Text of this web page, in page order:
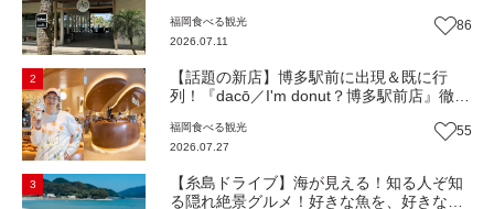
Beach Cafe』（福岡・糸島市）【まち歩
き】
福岡食べる観光
2026.07.11
86
2
【話題の新店】博多駅前に出現＆既に行
列！『dacō／I'm donut？博多駅前店』徹底
しみ方＆イチオシメニューも紹介！（福岡
市博多区）【まち歩き】
福岡食べる観光
2026.07.27
55
3
【糸島ドライブ】海が見える！知る人ぞ知
る隠れ絶景グルメ！好きな魚を、好きなだ